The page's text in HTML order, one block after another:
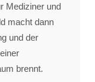
Mediziner und
macht dann
und der
brennt.